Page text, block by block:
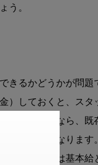
う。
きるかどうかが問
しておくと、スタ
です。なぜなら、
能性が高くなります。
た、諸手当は基本給